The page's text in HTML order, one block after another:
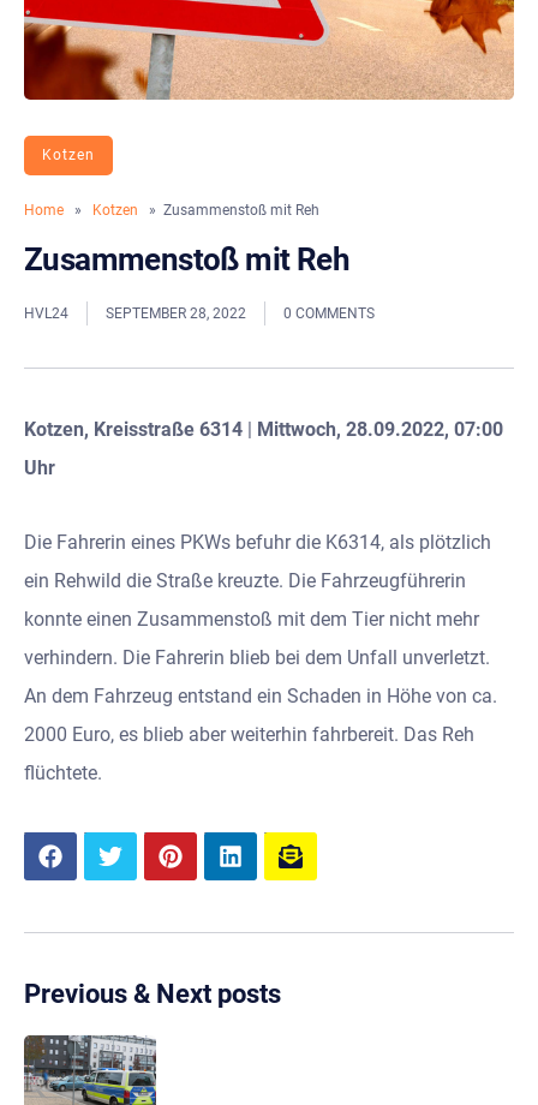
Kotzen
Home » Kotzen » Zusammenstoß mit Reh
Zusammenstoß mit Reh
HVL24 SEPTEMBER 28, 2022 0 COMMENTS
Kotzen, Kreisstraße 6314
Mittwoch, 28.09.2022, 07:00
Uhr
Die Fahrerin eines PKWs befuhr die K6314, als plötzlich
ein Rehwild die Straße kreuzte. Die Fahrzeugführerin
konnte einen Zusammenstoß mit dem Tier nicht mehr
verhindern. Die Fahrerin blieb bei dem Unfall unverletzt.
An dem Fahrzeug entstand ein Schaden in Höhe von ca.
2000 Euro, es blieb aber weiterhin fahrbereit. Das Reh
flüchtete.
Previous & Next posts